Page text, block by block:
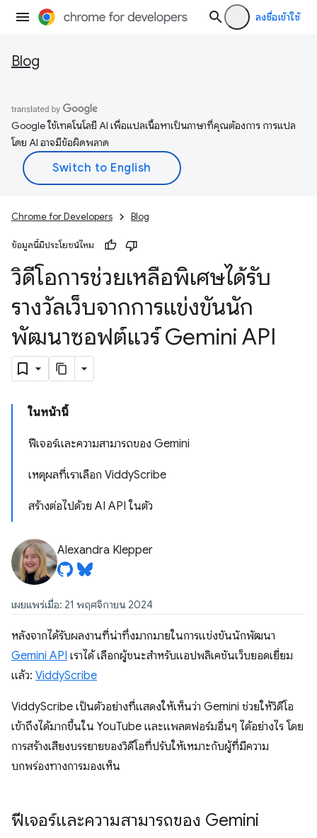
ลงชื่อเข้าใช้
Blog
Google ใช้เทคโนโลยี AI เพื่อแปลเนื้อหาเป็นภาษาที่คุณต้องการ การแปล
โดย AI อาจมีข้อผิดพลาด
Chrome for Developers Blog
ข้อมูลนี้มีประโยชน์ไหม
วิดีโอการช่วยเหลือพิเศษได้รับ
รางวัลเว็บจากการแข่งขันนัก
พัฒนาซอฟต์แวร์ Gemini API
ในหน้านี้
ฟีเจอร์และความสามารถของ Gemini
เหตุผลที่เราเลือก ViddyScribe
สร้างต่อไปด้วย AI API ในตัว
Alexandra Klepper
เผยแพร่เมื่อ: 21 พฤศจิกายน 2024
หลังจากได้รับผลงานที่น่าทึ่งมากมายในการแข่งขันนักพัฒนา
Gemini API เราได้ เลือกผู้ชนะสำหรับแอปพลิเคชันเว็บยอดเยี่ยม
แล้ว: ViddyScribe
ViddyScribe เป็นตัวอย่างที่แสดงให้เห็นว่า Gemini ช่วยให้วิดีโอ
เข้าถึงได้มากขึ้นใน YouTube และแพลตฟอร์มอื่นๆ ได้อย่างไร โดย
การสร้างเสียงบรรยายของวิดีโอที่ปรับให้เหมาะกับผู้ที่มีความ
บกพร่องทางการมองเห็น
ฟีเจอร์และความสามารถของ Gemini